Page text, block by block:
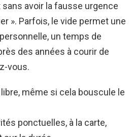
avoir la fausse urgence
». Parfois, le vide permet une
personnelle, un temps de
des années à courir de
vous.
même si cela bouscule le
ponctuelles, à la carte,